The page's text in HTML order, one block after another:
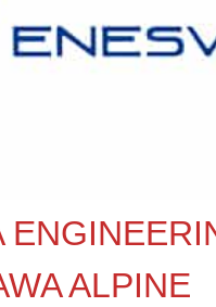
ALPINE